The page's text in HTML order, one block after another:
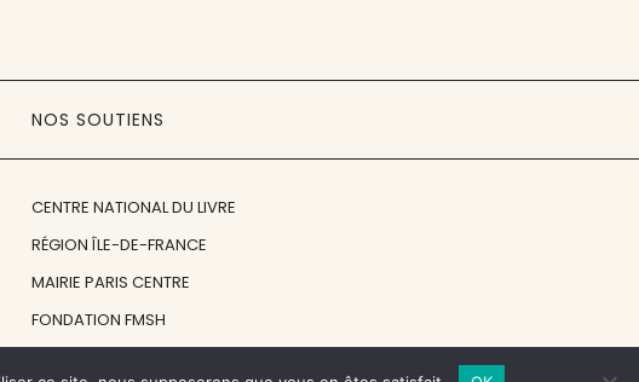
NOS SOUTIENS
CENTRE NATIONAL DU LIVRE
RÉGION ÎLE-DE-FRANCE
MAIRIE PARIS CENTRE
FONDATION FMSH